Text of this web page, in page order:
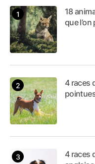
18
que
4 races
4 races